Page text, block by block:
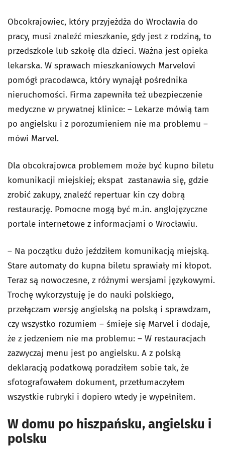
Obcokrajowiec, który przyjeżdża do Wrocławia do
pracy, musi znaleźć mieszkanie, gdy jest z rodziną, to
przedszkole lub szkołę dla dzieci. Ważna jest opieka
lekarska. W sprawach mieszkaniowych Marvelovi
pomógł pracodawca, który wynajął pośrednika
nieruchomości. Firma zapewniła też ubezpieczenie
medyczne w prywatnej klinice: – Lekarze mówią tam
po angielsku i z porozumieniem nie ma problemu –
mówi Marvel.
Dla obcokrajowca problemem może być kupno biletu
komunikacji miejskiej; ekspat zastanawia się, gdzie
zrobić zakupy, znaleźć repertuar kin czy dobrą
restaurację. Pomocne mogą być m.in. anglojęzyczne
portale internetowe z informacjami o Wrocławiu.
– Na początku dużo jeździłem komunikacją miejską.
Stare automaty do kupna biletu sprawiały mi kłopot.
Teraz są nowoczesne, z różnymi wersjami językowymi.
Trochę wykorzystuję je do nauki polskiego,
przełączam wersję angielską na polską i sprawdzam,
czy wszystko rozumiem – śmieje się Marvel i dodaje,
że z jedzeniem nie ma problemu: – W restauracjach
zazwyczaj menu jest po angielsku. A z polską
deklaracją podatkową poradziłem sobie tak, że
sfotografowałem dokument, przetłumaczyłem
wszystkie rubryki i dopiero wtedy je wypełniłem.
W domu po hiszpańsku, angielsku i
polsku